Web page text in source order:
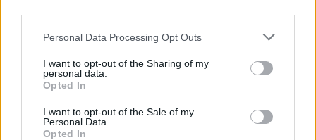
Please note that this website/app uses one or more Google
not limited to your visit or usage behaviour. You may click to
grant or deny consent to Google and its third-party tags to
use your data for below specified purposes in below Google
consent section.
Personal Data Processing Opt Outs
I want to opt-out of the Sharing of my
personal data.
Opted In
I want to opt-out of the Sale of my
Personal Data.
Opted In
– fogalmazott.
Ezt a cikket szerkesztőségünk a sábát beállta
előtt készítette és előre időzítve jelent meg az
oldalon.